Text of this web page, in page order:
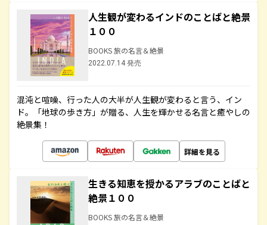
人生観が変わるインドのことばと絶景
１００
BOOKS 旅の名言＆絶景
2022.07.14 発売
混沌と喧噪、行った人の大半が人生観が変わると言う、イン
ド。「地球の歩き方」が贈る、人生を輝かせる名言と癒やしの
絶景集！
詳細を見る
生きる知恵を授かるアラブのことばと
絶景１００
BOOKS 旅の名言＆絶景